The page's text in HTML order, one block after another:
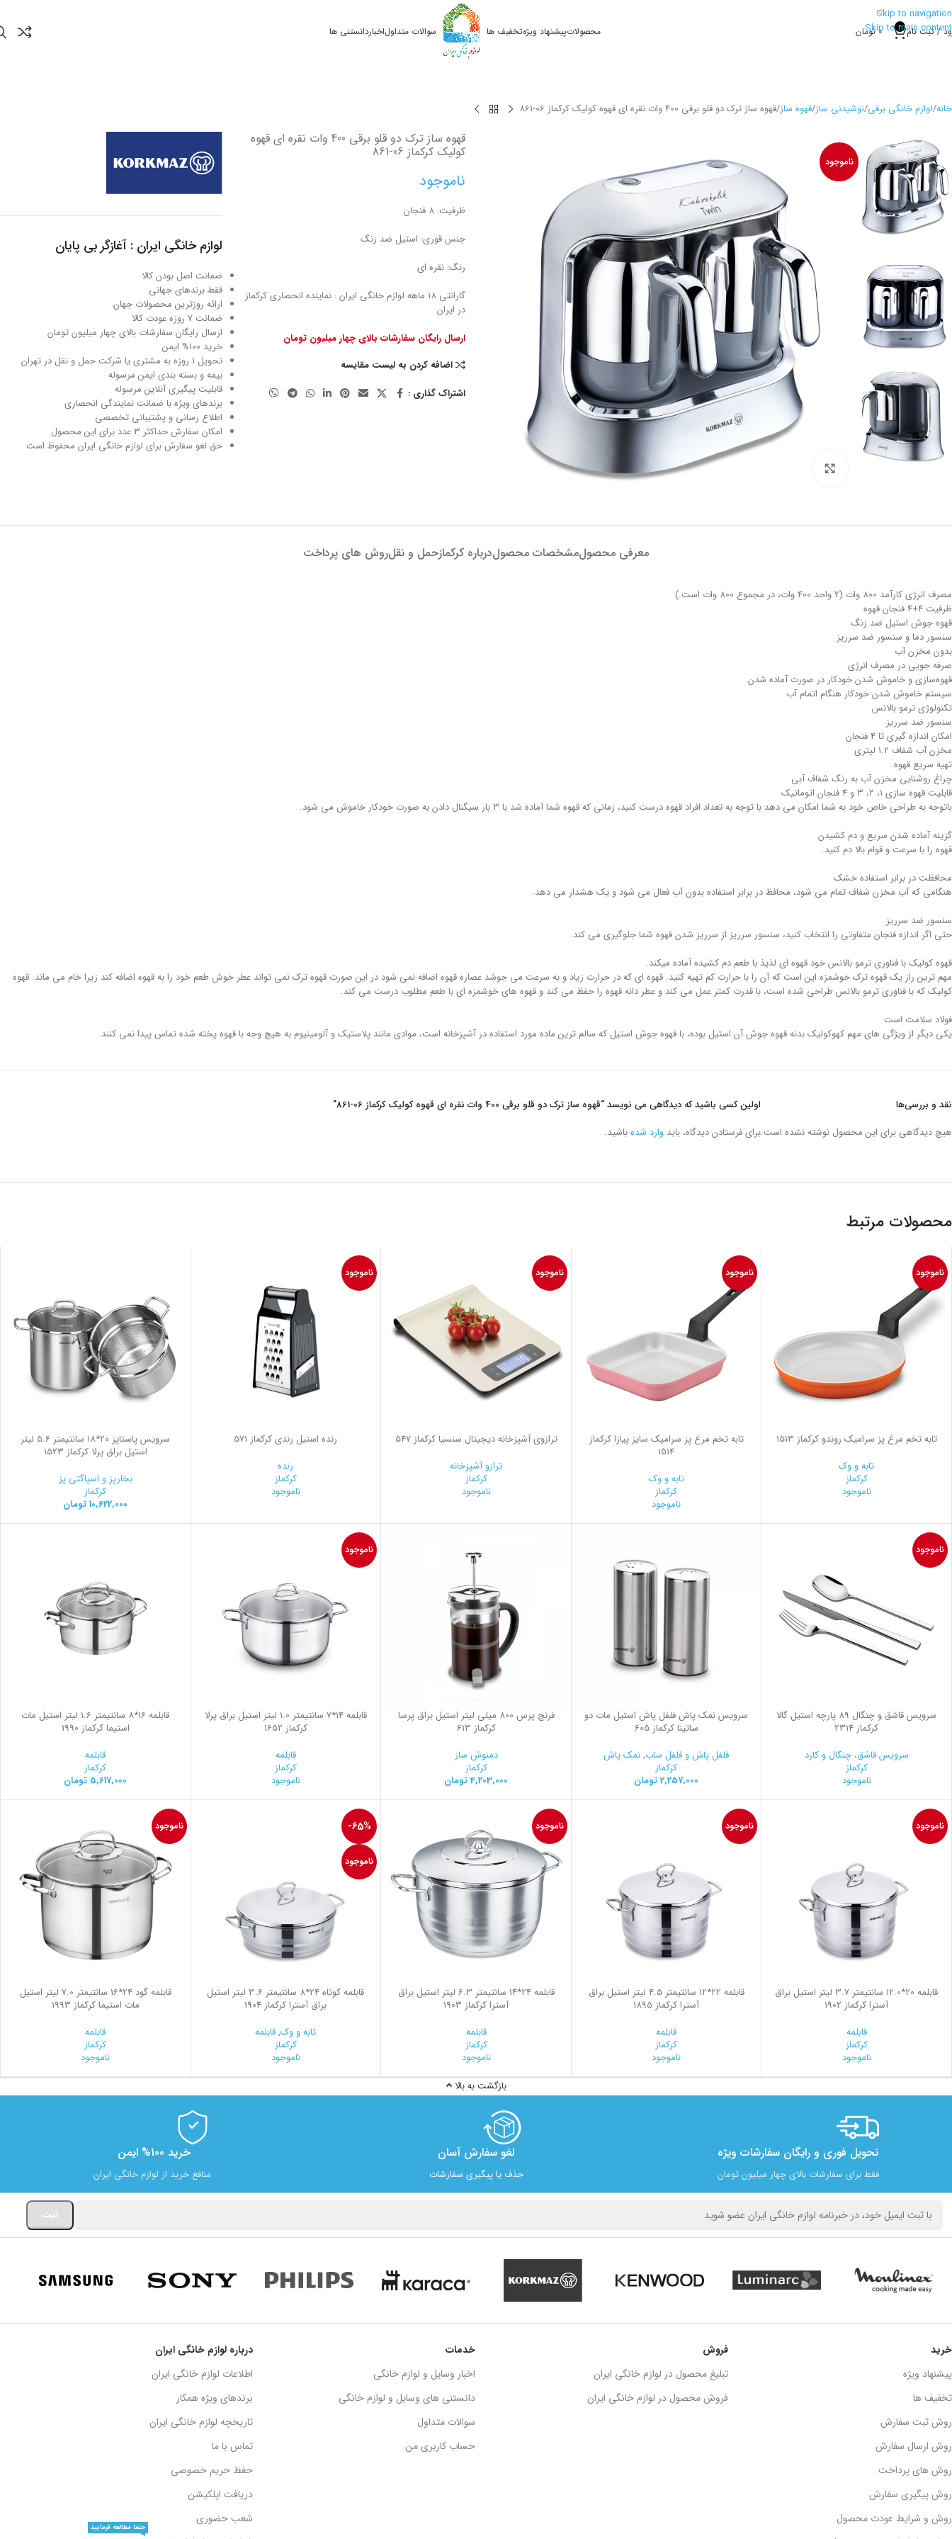
Skip to navigation
Skip to main content
/ ثبت نام 0
0 تومان محصولاتپیشنهاد ویژهتخفیف ها سوالات متداولاخباردانستنی ها
خانه لوازم خانگی برقی نوشیدنی ساز قهوه ساز قهوه ساز ترک دو قلو برقی 400 وات نقره ای قهوه کولیک کرکماز 861-06
ناموجود
قهوه ساز ترک دو قلو برقی 400 وات نقره ای قهوه
کولیک کرکماز 861-06
ناموجود
ظرفیت: 8 فنجان
جنس قوری: استیل ضد زنگ
رنگ: نقره ای
گارانتی 18 ماهه لوازم خانگی ایران : نماینده انحصاری کرکماز
در ایران
ارسال رایگان سفارشات بالای چهار میلیون تومان
اضافه کردن به لیست مقایسه
اشتراک گذاری :
لوازم خانگی ایران : آغازگر بی پایان
ضمانت اصل بودن کالا
فقط برندهای جهانی
ارائه روزترین محصولات جهان
ضمانت 7 روزه عودت کالا
ارسال رایگان سفارشات بالای چهار میلیون تومان
خرید 100% ایمن
تحویل ۱ روزه به مشتری یا شرکت حمل و نقل در تهران
بیمه و بسته بندی ایمن مرسوله
قابلیت پیگیری آنلاین مرسوله
برندهای ویژه با ضمانت نمایندگی انحصاری
اطلاع رسانی و پشتیبانی تخصصی
امکان سفارش حداکثر 3 عدد برای این محصول
حق لغو سفارش برای لوازم خانگی ایران محفوظ است
معرفی محصولمشخصات محصولدرباره کرکمازحمل و نقلروش های پرداخت
مصرف انرژی کارآمد 800 وات (2 واحد 400 وات، در مجموع 800 وات است.)
ظرفیت 4+4 فنجان قهوه
قهوه جوش استیل ضد زنگ
سنسور دما و سنسور ضد سرریز
بدون مخزن آب
صرفه جویی در مصرف انرژی
قهوه‌سازی و خاموش شدن خودکار در صورت آماده شدن
سیستم خاموش شدن خودکار هنگام اتمام آب
تکنولوژی ترمو بالانس
سنسور ضد سرریز
امکان اندازه گیری تا 4 فنجان
مخزن آب شفاف 1.2 لیتری
تهیه سریع قهوه
چراغ روشنایی مخزن آب به رنگ شفاف آبی
قابلیت قهوه سازی 1، 2، 3 و 4 فنجان اتوماتیک
باتوجه به طراحی خاص خود به شما امکان می دهد با توجه به تعداد افراد قهوه درست کنید، زمانی که قهوه شما آماده شد با 3 بار سیگنال دادن به صورت خودکار خاموش می شود.
گزینه آماده شدن سریع و دم کشیدن
قهوه را با سرعت و قوام بالا دم کنید.
محافظت در برابر استفاده خشک
هنگامی که آب مخزن شفاف تمام می شود، محافظ در برابر استفاده بدون آب فعال می شود و یک هشدار می دهد.
سنسور ضد سرریز
حتی اگر اندازه فنجان متفاوتی را انتخاب کنید، سنسور سرریز از سرریز شدن قهوه شما جلوگیری می کند.
قهوه کولیک با فناوری ترمو بالانس خود قهوه ای لذیذ با طعم دم کشیده آماده میکند.
مهم ترین راز یک قهوه ترک خوشمزه این است که آن را با حرارت کم تهیه کنید. قهوه ای که در حرارت زیاد و به سرعت می جوشد عصاره قهوه اضافه نمی شود در این صورت قهوه ترک نمی تواند عطر خوش طعم خود را به قهوه اضافه کند زیرا خام می ماند. قهوه
کولیک که با فناوری ترمو بالانس طراحی شده است، با قدرت کمتر عمل می کند و عطر دانه قهوه را حفظ می کند و قهوه های خوشمزه ای با طعم مطلوب درست می کند.
فولاد سلامت است
یکی دیگر از ویژگی های مهم کهوکولیک بدنه قهوه جوش آن استیل بوده، با قهوه جوش استیل که سالم ترین ماده مورد استفاده در آشپزخانه است، موادی مانند پلاستیک و آلومینیوم به هیچ وجه با قهوه پخته شده تماس پیدا نمی کنند.
نقد و بررسی‌ها
هیچ دیدگاهی برای این محصول نوشته نشده است.
اولین کسی باشید که دیدگاهی می نویسد “قهوه ساز ترک دو قلو برقی 400 وات نقره ای قهوه کولیک کرکماز 861-06
”
برای فرستادن دیدگاه، باید وارد شدهباشید.
محصولات مرتبط
ناموجود
تابه تخم مرغ پز سرامیک روندو کرکماز 1513
تابه و وک
کرکماز
ناموجود
ناموجود
تابه تخم مرغ پز سرامیک سایز پیازا کرکماز
1514
تابه و وک
کرکماز
ناموجود
ناموجود
ترازوی آشپزخانه دیجیتال سنسیا کرکماز 547
ترازو آشپزخانه
کرکماز
ناموجود
ناموجود
رنده استیل رندي کرکماز 571
رنده
کرکماز
ناموجود
سرویس پاستاپز 20*18 سانتیمتر 5.6 لیتر
استیل براق پرلا کرکماز 1523
بخارپز و اسپاگتی پز
کرکماز
10,622,000 تومان
ناموجود
سرویس قاشق و چنگال 89 پارچه استیل گالا
کرکماز 2314
سرویس قاشق، چنگال و کارد
کرکماز
ناموجود
سرویس نمک پاش فلفل پاش استیل مات دو
ساتینا کرکماز 605
فلفل پاش و فلفل ساب,نمک پاش
کرکماز
2,257,000تومان
فرنچ پرس 800 میلی لیتر استیل براق پرسا
کرکماز 613
دمنوش ساز
کرکماز
4,203,000تومان
ناموجود
قابلمه 14*7 سانتیمتر 1.0 لیتر استیل براق پرلا
کرکماز 1652
قابلمه
کرکماز
ناموجود
قابلمه 16*8 سانتیمتر 1.6 لیتر استیل مات
استیما کرکماز 1990
قابلمه
کرکماز
5,617,000 تومان
ناموجود
قابلمه 20*12.0 سانتیمتر 3.7 لیتر استیل براق
آسترا کرکماز 1902
قابلمه
کرکماز
ناموجود
ناموجود
قابلمه 22*12 سانتیمتر 4.5 لیتر استیل براق
آسترا کرکماز 1895
قابلمه
کرکماز
ناموجود
ناموجود
قابلمه 24*14 سانتیمتر 6.3 لیتر استیل براق
آسترا کرکماز 1903
قابلمه
کرکماز
ناموجود
-65%
ناموجود
قابلمه کوتاه 24*8 سانتیمتر 3.6 لیتر استیل
براق آسترا کرکماز 1904
تابه و وک,قابلمه
کرکماز
ناموجود
ناموجود
قابلمه گود 24*16 سانتیمتر 7.0 لیتر استیل
مات استیما کرکماز 1993
قابلمه
کرکماز
ناموجود
بازگشت به بالا
تحویل فوری و رایگان سفارشات ویژه
فقط برای سفارشات بالای چهار میلیون تومان
لغو سفارش آسان​
حذف یا پیگیری سفارشات
خرید 100% ایمن
منافع خرید از لوازم خانگی ایران
خرید
پیشنهاد ویژه
تخفیف ها
روش ثبت سفارش
روش ارسال سفارش
روش های پرداخت
روش پیگیری سفارش
روش و شرایط عودت محصول
فروش
تبلیغ محصول در لوازم خانگی ایران
فروش محصول در لوازم خانگی ایران
خدمات
اخبار وسایل و لوازم خانگی
دانستنی های وسایل و لوازم خانگی
سوالات متداول
حساب کاربری من
درباره لوازم خانگی ایران
اطلاعات لوازم خانگی ایران
برندهای ویژه همکار
تاریخچه لوازم خانگی ایران
تماس با ما
حفظ حریم خصوصی
دریافت اپلکیشن
شعب حضوری
حتما مطالعه فرمایید